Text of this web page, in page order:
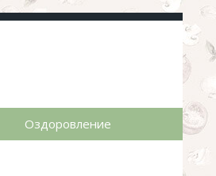
Оздоровление